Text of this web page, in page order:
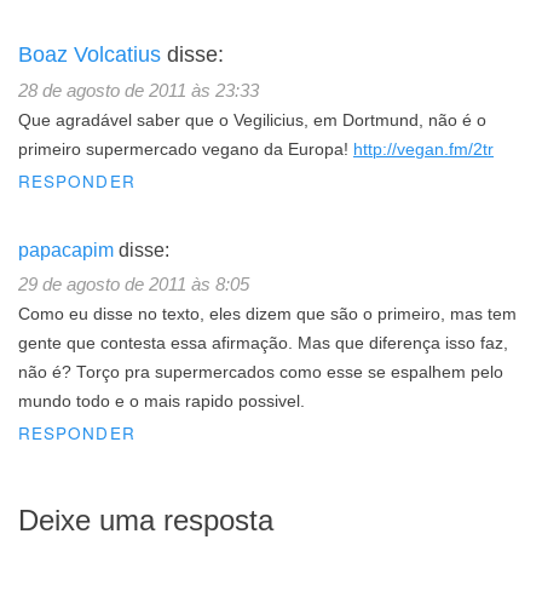
Boaz Volcatius disse:
28 de agosto de 2011 às 23:33
Que agradável saber que o Vegilicius, em Dortmund, não é o
primeiro supermercado vegano da Europa! http://vegan.fm/2tr
RESPONDER
papacapim disse:
29 de agosto de 2011 às 8:05
Como eu disse no texto, eles dizem que são o primeiro, mas tem
gente que contesta essa afirmação. Mas que diferença isso faz,
não é? Torço pra supermercados como esse se espalhem pelo
mundo todo e o mais rapido possivel.
RESPONDER
Deixe uma resposta